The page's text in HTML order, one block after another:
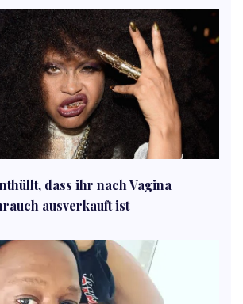
dass ihr nach Vagina
ausverkauft ist